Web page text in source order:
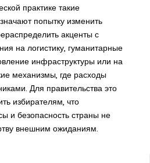
практике такие
попытку изменить
акценты с
на логистику, гуманитарные
инфраструктуры или на
механизмы, где расходы
Для правительства это
избирателям, что
и безопасность страны не
внешним ожиданиям.